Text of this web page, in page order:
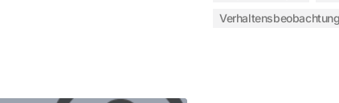
Verhaltensbeobachtung